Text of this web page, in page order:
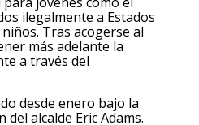
ilegalmente a Estados
Tras acogerse al
más adelante la
a través del
desde enero bajo la
alcalde Eric Adams.